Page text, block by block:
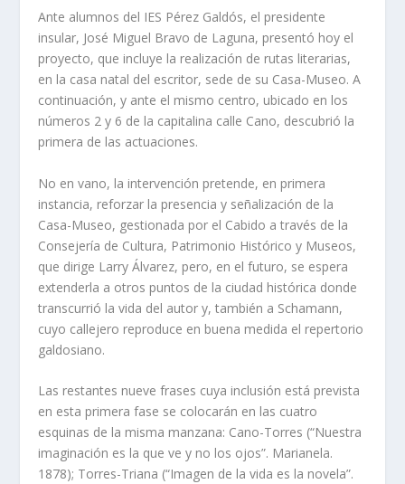
Ante alumnos del IES Pérez Galdós, el presidente
insular, José Miguel Bravo de Laguna, presentó hoy el
proyecto, que incluye la realización de rutas literarias,
en la casa natal del escritor, sede de su Casa-Museo. A
continuación, y ante el mismo centro, ubicado en los
números 2 y 6 de la capitalina calle Cano, descubrió la
primera de las actuaciones.
No en vano, la intervención pretende, en primera
instancia, reforzar la presencia y señalización de la
Casa-Museo, gestionada por el Cabido a través de la
Consejería de Cultura, Patrimonio Histórico y Museos,
que dirige Larry Álvarez, pero, en el futuro, se espera
extenderla a otros puntos de la ciudad histórica donde
transcurrió la vida del autor y, también a Schamann,
cuyo callejero reproduce en buena medida el repertorio
galdosiano.
Las restantes nueve frases cuya inclusión está prevista
en esta primera fase se colocarán en las cuatro
esquinas de la misma manzana: Cano-Torres (“Nuestra
imaginación es la que ve y no los ojos”. Marianela.
1878); Torres-Triana (“Imagen de la vida es la novela”.